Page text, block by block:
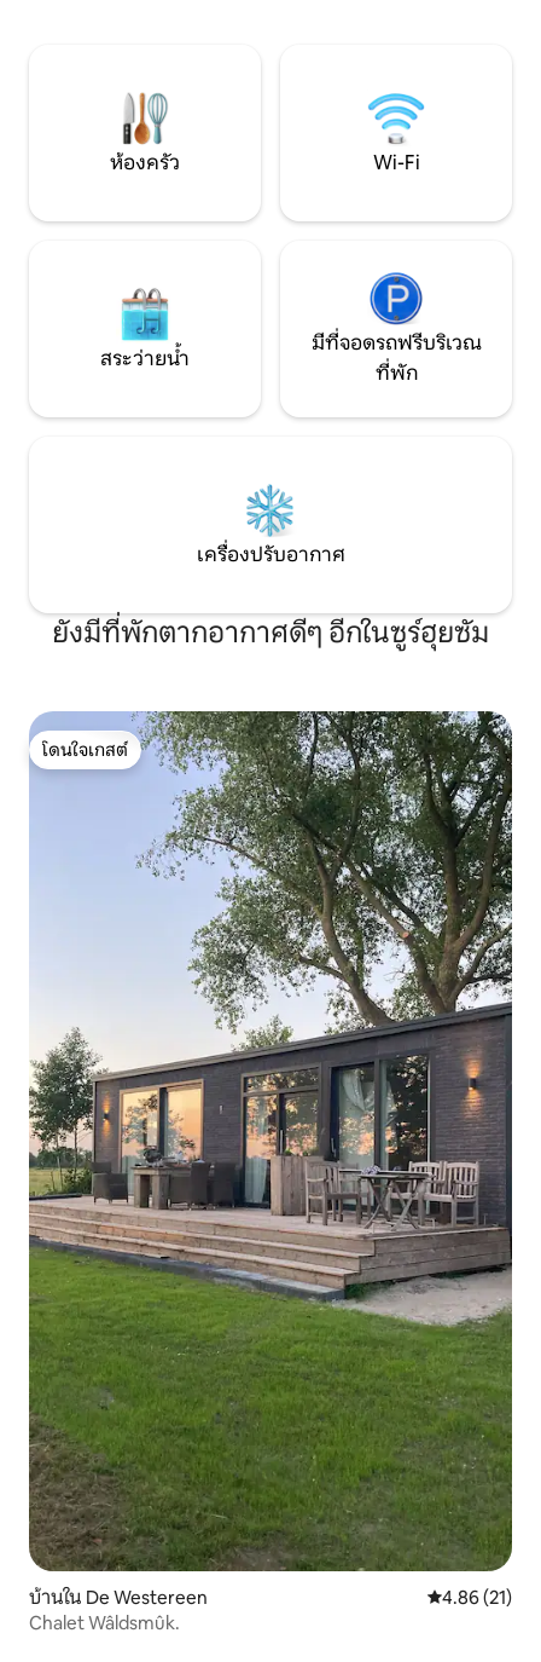
ห้องครัว Wi-Fi
สระว่ายน้ำ
มีที่จอดรถฟรีบริเวณ
ที่พัก
เครื่องปรับอากาศ
ยังมีที่พักตากอากาศดีๆ อีกในซูร์ฮุยซัม
โดนใจเกสต์
โดนใจเกสต์
บ้านใน De Westereen คะแนนเฉลี่ย
4.86 (21)
Chalet Wâldsmûk.